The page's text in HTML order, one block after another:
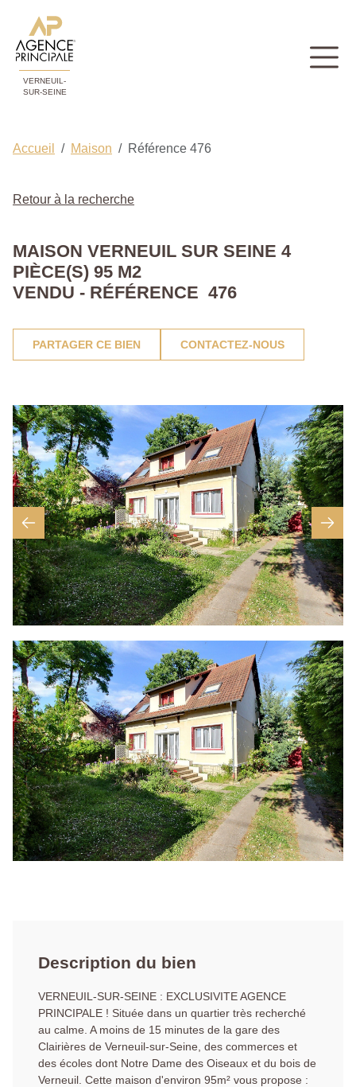
VERNEUIL-
SUR-SEINE
Accueil Maison Référence 476
Retour à la recherche
MAISON VERNEUIL SUR SEINE 4
PIÈCE(S) 95 M2
VENDU - RÉFÉRENCE 476
PARTAGER CE BIEN CONTACTEZ-NOUS
Description du bien
VERNEUIL-SUR-SEINE : EXCLUSIVITE AGENCE
PRINCIPALE ! Située dans un quartier très recherché
au calme. A moins de 15 minutes de la gare des
Clairières de Verneuil-sur-Seine, des commerces et
des écoles dont Notre Dame des Oiseaux et du bois de
Verneuil. Cette maison d'environ 95m² vous propose :